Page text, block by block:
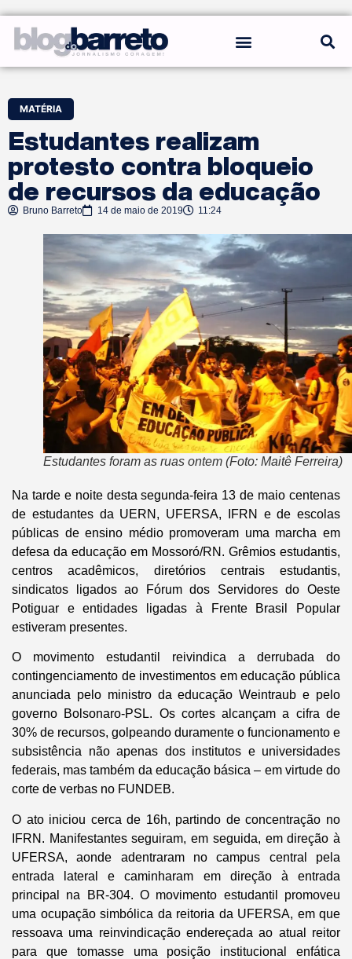
MATÉRIA
Estudantes realizam
protesto contra bloqueio
de recursos da educação
Bruno Barreto 14 de maio de 2019 11:24
Estudantes foram as ruas ontem (Foto: Maitê Ferreira)
Na tarde e noite desta segunda-feira 13 de maio centenas
de estudantes da UERN, UFERSA, IFRN e de escolas
públicas de ensino médio promoveram uma marcha em
defesa da educação em Mossoró/RN. Grêmios estudantis,
centros acadêmicos, diretórios centrais estudantis,
sindicatos ligados ao Fórum dos Servidores do Oeste
Potiguar e entidades ligadas à Frente Brasil Popular
estiveram presentes.
O movimento estudantil reivindica a derrubada do
contingenciamento de investimentos em educação pública
anunciada pelo ministro da educação Weintraub e pelo
governo Bolsonaro-PSL. Os cortes alcançam a cifra de
30% de recursos, golpeando duramente o funcionamento e
subsistência não apenas dos institutos e universidades
federais, mas também da educação básica – em virtude do
corte de verbas no FUNDEB.
O ato iniciou cerca de 16h, partindo de concentração no
IFRN. Manifestantes seguiram, em seguida, em direção à
UFERSA, aonde adentraram no campus central pela
entrada lateral e caminharam em direção à entrada
principal na BR-304. O movimento estudantil promoveu
uma ocupação simbólica da reitoria da UFERSA, em que
ressoava uma reinvindicação endereçada ao atual reitor
para que tomasse uma posição institucional enfática